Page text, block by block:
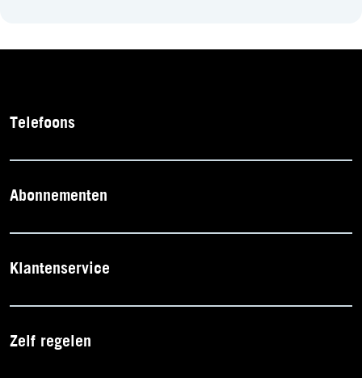
Telefoons
Abonnementen
Klantenservice
Zelf regelen